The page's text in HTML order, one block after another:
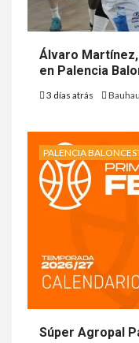
Álvaro
en Palencia
3 días atrás
PALENCIA
Súper Agropal